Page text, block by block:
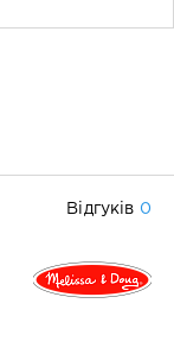
Відгуків 0